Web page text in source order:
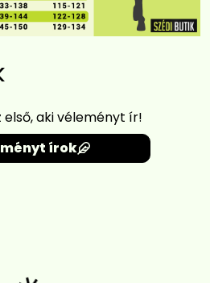
első, aki véleményt ír!
írok